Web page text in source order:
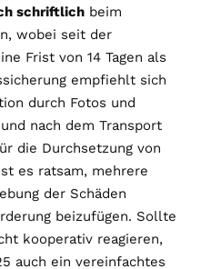
schriftlich beim
wobei seit der
Frist von 14 Tagen als
empfiehlt sich
durch Fotos und
nach dem Transport
die Durchsetzung von
es ratsam, mehrere
der Schäden
beizufügen. Sollte
kooperativ reagieren,
auch ein vereinfachtes